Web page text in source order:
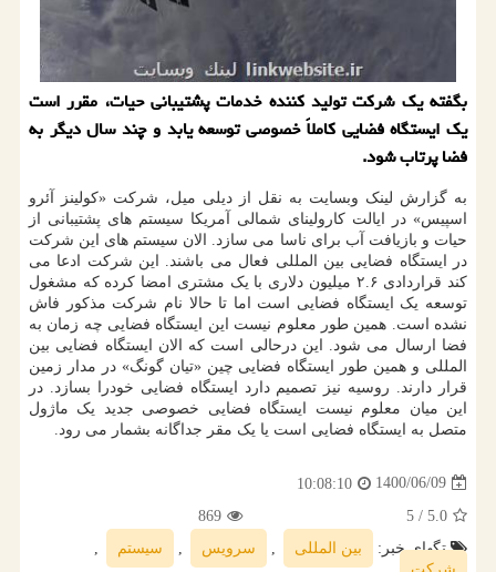
بگفته یک شرکت تولید کننده خدمات پشتیبانی حیات، مقرر است
یک ایستگاه فضایی کاملاً خصوصی توسعه یابد و چند سال دیگر به
فضا پرتاب شود.
به گزارش لینک وبسایت به نقل از دیلی میل، شرکت «کولینز آئرو
اسپیس» در ایالت کارولینای شمالی آمریکا سیستم های پشتیبانی از
حیات و بازیافت آب برای ناسا می سازد. الان سیستم های این شرکت
در ایستگاه فضایی بین المللی فعال می باشند. این شرکت ادعا می
کند قراردادی ۲.۶ میلیون دلاری با یک مشتری امضا کرده که مشغول
توسعه یک ایستگاه فضایی است اما تا حالا نام شرکت مذکور فاش
نشده است. همین طور معلوم نیست این ایستگاه فضایی چه زمان به
فضا ارسال می شود. این درحالی است که الان ایستگاه فضایی بین
المللی و همین طور ایستگاه فضایی چین «تیان گونگ» در مدار زمین
قرار دارند. روسیه نیز تصمیم دارد ایستگاه فضایی خودرا بسازد. در
این میان معلوم نیست ایستگاه فضایی خصوصی جدید یک ماژول
متصل به ایستگاه فضایی است یا یک مقر جداگانه بشمار می رود.
1400/06/09
10:08:10
5.0
/ 5
869
تگهای خبر:
بین المللی سرویس سیستم